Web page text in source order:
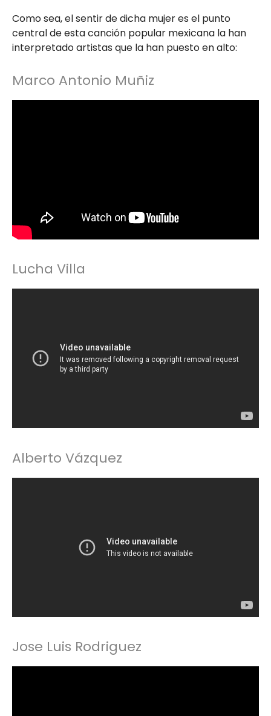
Como sea, el sentir de dicha mujer es el punto
central de esta canción popular mexicana la han
interpretado artistas que la han puesto en alto:
Marco Antonio Muñiz
Lucha Villa
Alberto Vázquez
Jose Luis Rodriguez